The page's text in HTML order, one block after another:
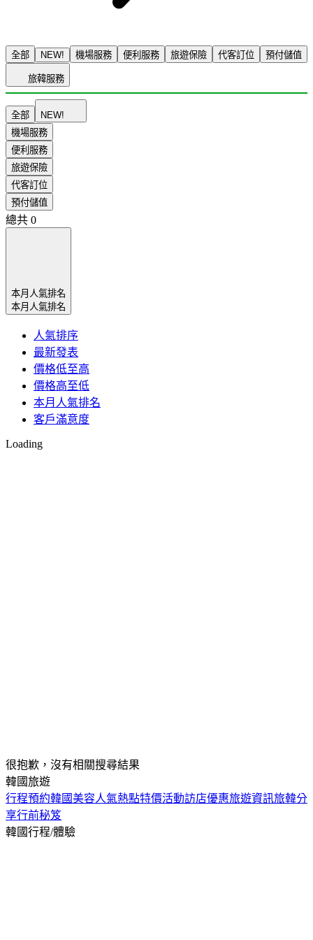
全部 NEW! 機場服務 便利服務 旅遊保險 代客訂位 預付儲值
旅韓服務
全部
NEW!
機場服務
便利服務
旅遊保險
代客訂位
預付儲值
總共 0
本月人氣排名
本月人氣排名
人氣排序
最新發表
價格低至高
價格高至低
本月人氣排名
客戶滿意度
Loading
很抱歉，沒有相關搜尋結果
韓國旅遊
行程預約韓國美容人氣熱點特價活動訪店優惠旅遊資訊旅韓分
享行前秘笈
韓國行程/體驗